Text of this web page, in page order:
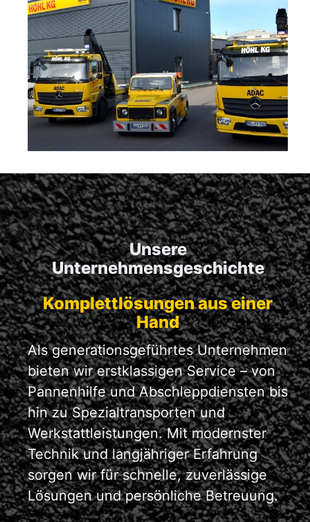
Unsere
Unternehmensgeschichte
Komplettlösungen aus einer
Hand
Als generationsgeführtes Unternehmen
bieten wir erstklassigen Service – von
Pannenhilfe und Abschleppdiensten bis
hin zu Spezialtransporten und
Werkstattleistungen. Mit modernster
Technik und langjähriger Erfahrung
sorgen wir für schnelle, zuverlässige
Lösungen und persönliche Betreuung.